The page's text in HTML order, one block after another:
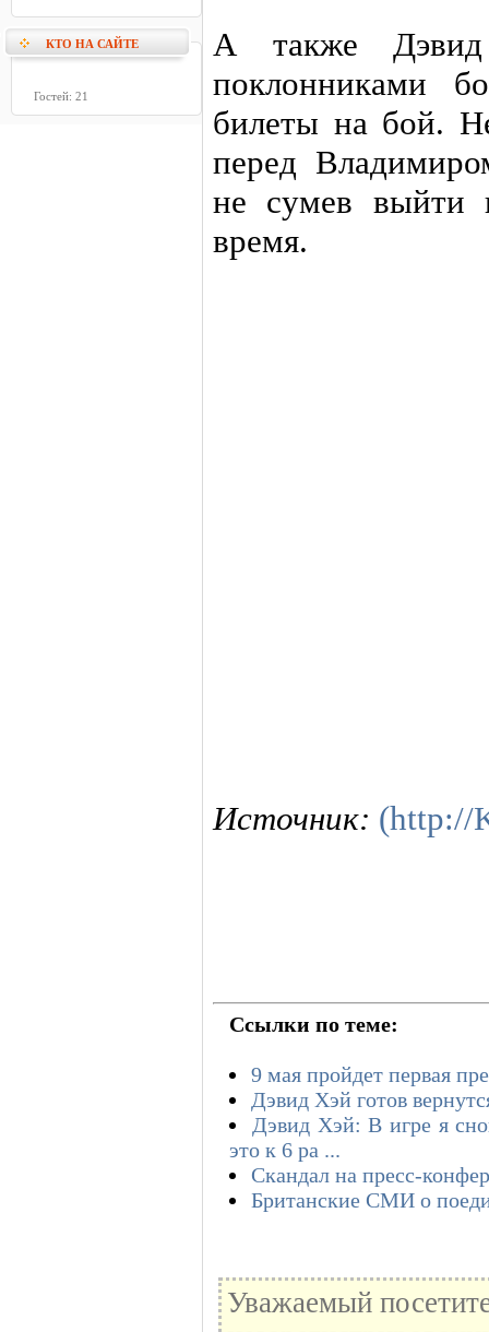
КТО НА САЙТЕ
Гостей: 21
А также Дэвид
поклонниками
билеты на бой.
перед
не сумев выйти
время.
Источник: (http://
Ссылки по теме:
9 мая пройдет первая
Дэвид Хэй готов
Дэвид Хэй: В игре я
это к 6 ра ...
Скандал на пресс-
Британские СМИ о
Уважаемый